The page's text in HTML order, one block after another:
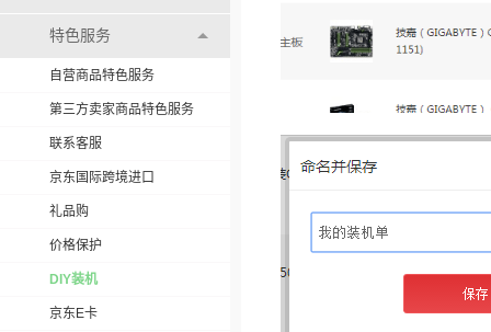
特色服务
自营商品特色服务
第三方卖家商品特色服务
联系客服
京东国际跨境进口
礼品购
价格保护
DIY装机
京东E卡